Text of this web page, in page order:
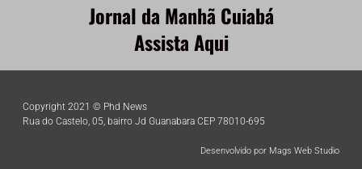
Jornal da Manhã Cuiabá
Assista Aqui
Copyright 2021 © Phd News
Rua do Castelo, 05, bairro Jd Guanabara CEP 78010-695
Desenvolvido por Mags Web Studio